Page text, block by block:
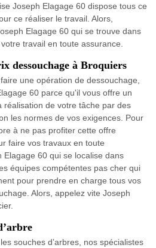
Joseph Elagage 60 dispose tous ce
ce réaliser le travail. Alors,
Elagage 60 qui se trouve dans
travail en toute assurance.
dessouchage à Broquiers
une opération de dessouchage,
60 parce qu'il vous offre un
réalisation de votre tâche par des
les normes de vos exigences. Pour
à ne pas profiter cette offre
faire vos travaux en toute
Elagage 60 qui se localise dans
équipes compétentes pas cher qui
pour prendre en charge tous vos
Alors, appelez vite Joseph
souches d’arbres, nos spécialistes